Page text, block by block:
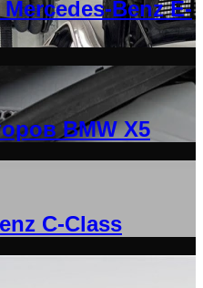
Benz E-
BMW X5
C-Class